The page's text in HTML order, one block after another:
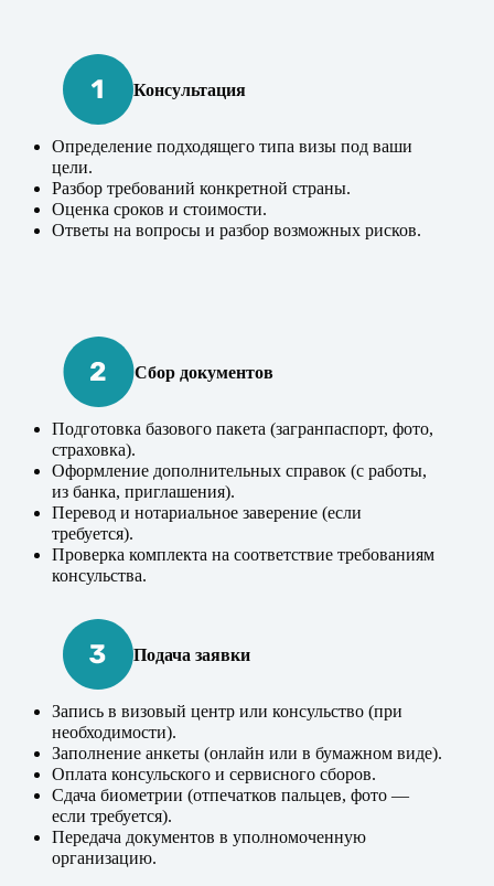
Консультация
Определение подходящего типа визы под ваши
цели.
Разбор требований конкретной страны.
Оценка сроков и стоимости.
Ответы на вопросы и разбор возможных рисков.
Сбор документов
Подготовка базового пакета (загранпаспорт, фото,
страховка).
Оформление дополнительных справок (с работы,
из банка, приглашения).
Перевод и нотариальное заверение (если
требуется).
Проверка комплекта на соответствие требованиям
консульства.
Подача заявки
Запись в визовый центр или консульство (при
необходимости).
Заполнение анкеты (онлайн или в бумажном виде).
Оплата консульского и сервисного сборов.
Сдача биометрии (отпечатков пальцев, фото —
если требуется).
Передача документов в уполномоченную
организацию.